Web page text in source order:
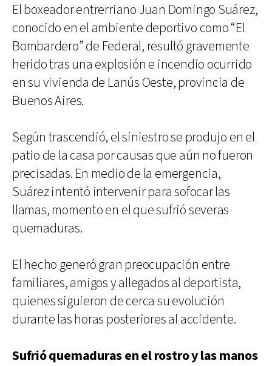
El boxeador entrerriano Juan Domingo Suárez,
conocido en el ambiente deportivo como “El
Bombardero” de Federal, resultó gravemente
herido tras una explosión e incendio ocurrido
en su vivienda de Lanús Oeste, provincia de
Buenos Aires.
Según trascendió, el siniestro se produjo en el
patio de la casa por causas que aún no fueron
precisadas. En medio de la emergencia,
Suárez intentó intervenir para sofocar las
llamas, momento en el que sufrió severas
quemaduras.
El hecho generó gran preocupación entre
familiares, amigos y allegados al deportista,
quienes siguieron de cerca su evolución
durante las horas posteriores al accidente.
Sufrió quemaduras en el rostro y las manos